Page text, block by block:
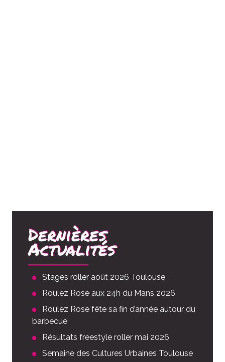
Dernières
Actualités
Stages roller août 2026 Toulouse
Roulez Rose aux 24h du Mans 2026
Roulez Rose fête sa fin d’année autour du
barbecue
Résultats freestyle roller mai 2026
Semaine des Cultures Urbaines Toulouse